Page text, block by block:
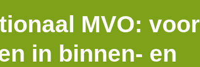
MVO: voor
in binnen- en